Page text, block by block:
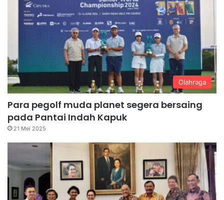
Olahraga
Para pegolf muda planet segera bersaing
pada Pantai Indah Kapuk
21 Mei 2025